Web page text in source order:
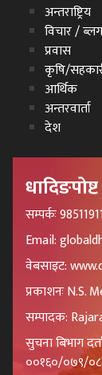
अन्तराष्ट्रिय
विचार / ब्लग
प्रवास
कृषि/
आर्थिक
अन्तरवार्ता
देश
धादिङपोष्ट
सम्पर्कः
Email:
वेबसाइट:
प्रकाशनः N.S.
सम्पादक:
सुचना बिभाग
००१६०/०७९/